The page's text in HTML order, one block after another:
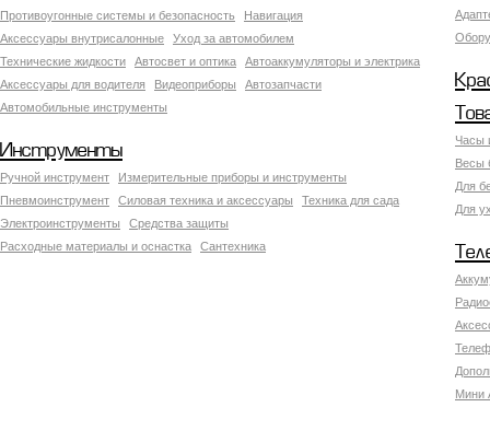
Противоугонные системы и безопасность
Навигация
Аксесcуары внутрисалонные
Уход за автомобилем
Технические жидкости
Автосвет и оптика
Автоаккумуляторы и электрика
Аксессуары для водителя
Видеоприборы
Автозапчасти
Автомобильные инструменты
Часы
Весы
Для
Для
Инструменты
Ручной инструмент
Измерительные приборы и инструменты
Пневмоинструмент
Силовая техника и аксессуары
Техника для сада
Электроинструменты
Средства защиты
Расходные материалы и оснастка
Сантехника
Мини